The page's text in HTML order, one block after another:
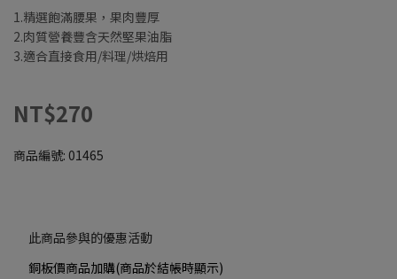
1.精選飽滿腰果，果肉豐厚
2.肉質營養豐含天然堅果油脂
3.適合直接食用/料理/烘焙用
NT$270
商品編號: 01465
此商品參與的優惠活動
銅板價商品加購(商品於結帳時顯示)